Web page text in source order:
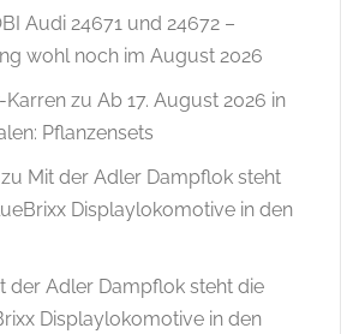
Audi 24671 und 24672 –
wohl noch im August 2026
Karren zu Ab 17. August 2026 in
Pflanzensets
zu Mit der Adler Dampflok steht
Displaylokomotive in den
der Adler Dampflok steht die
Displaylokomotive in den